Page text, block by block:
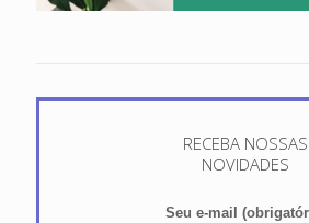
RECEBA NOSSAS
NOVIDADES
Seu e-mail